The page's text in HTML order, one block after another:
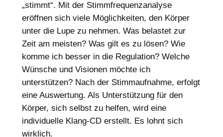
„stimmt“. Mit der Stimmfrequenzanalyse
eröffnen sich viele Möglichkeiten, den Körper
unter die Lupe zu nehmen. Was belastet zur
Zeit am meisten? Was gilt es zu lösen? Wie
komme ich besser in die Regulation? Welche
Wünsche und Visionen möchte ich
unterstützen? Nach der Stimmaufnahme, erfolgt
eine Auswertung. Als Unterstützung für den
Körper, sich selbst zu helfen, wird eine
individuelle Klang-CD erstellt. Es lohnt sich
wirklich.